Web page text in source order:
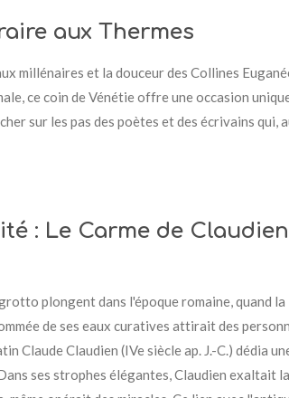
aux Thermes
millénaires et la douceur des Collines
ce coin de Vénétie offre une occasion
sur les pas des poètes et des écrivains qui,
: Le Carme de
plongent dans l'époque romaine, quand
de ses eaux curatives attirait des
Claude Claudien (IVe siècle ap. J.-C.) dédia
ses strophes élégantes, Claudien exaltait